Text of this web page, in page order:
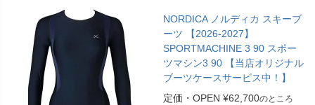
NORDICA ノルディカ スキーブ
ーツ 【2026-2027】
SPORTMACHINE 3 90 スポー
ツマシン3 90 【当店オリジナル
ブーツケースサービス中！】
定価・OPEN ¥62,700のところ